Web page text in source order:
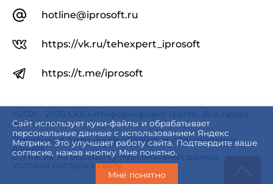
Сайт использует куки-файлы и обрабатывает
персональные данные с использованием Яндекс
Метрики. Это улучшает работу сайта. Подтвердите ваше
согласие, нажав кнопку Мне понятно.
Мне понятно
hotline@iprosoft.ru
https://vk.ru/tehexpert_iprosoft
https://t.me/iprosoft
©2021 - 2026 ООО «Информпроект Групп». Все права
защищены.
Политика в отношении обработки персональных
данных
Согласие на обработку персональных данных
Условия доступа к сайту